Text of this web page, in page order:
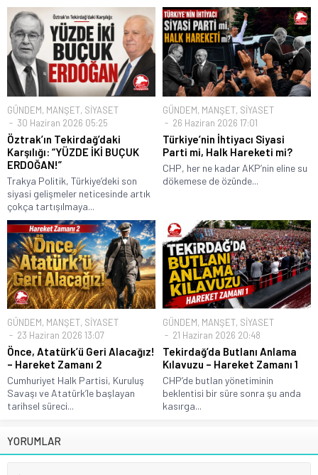
GÜNDEM, MANŞET, SİYASET
30 Haziran 2026 05:25
Öztrak’ın Tekirdağ’daki
Karşılığı: “YÜZDE İKİ BUÇUK
ERDOĞAN!”
Trakya Politik, Türkiye’deki son
siyasi gelişmeler neticesinde artık
çokça tartışılmaya...
GÜNDEM, MANŞET, SİYASET
26 Haziran 2026 17:01
Türkiye’nin İhtiyacı Siyasi
Parti mi, Halk Hareketi mi?
CHP, her ne kadar AKP’nin eline su
dökemese de özünde...
GÜNDEM, MANŞET, SİYASET
23 Haziran 2026 13:07
Önce, Atatürk’ü Geri Alacağız!
– Hareket Zamanı 2
Cumhuriyet Halk Partisi, Kuruluş
Savaşı ve Atatürk’le başlayan
tarihsel süreci...
GÜNDEM, MANŞET, SİYASET
21 Haziran 2026 20:48
Tekirdağ’da Butlanı Anlama
Kılavuzu – Hareket Zamanı 1
CHP’de butlan yönetiminin
beklentisi bir süre sonra şu anda
kasırga...
YORUMLAR